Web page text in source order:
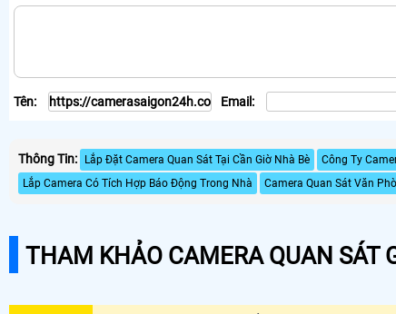
Tên: Email:
Thông Tin: Lắp Đặt Camera Quan Sát Tại Cần Giờ Nhà Bè Công Ty
Lắp Camera Có Tích Hợp Báo Động Trong Nhà
Camera Quan Sát Văn
THAM KHẢO CAMERA QUAN SÁT